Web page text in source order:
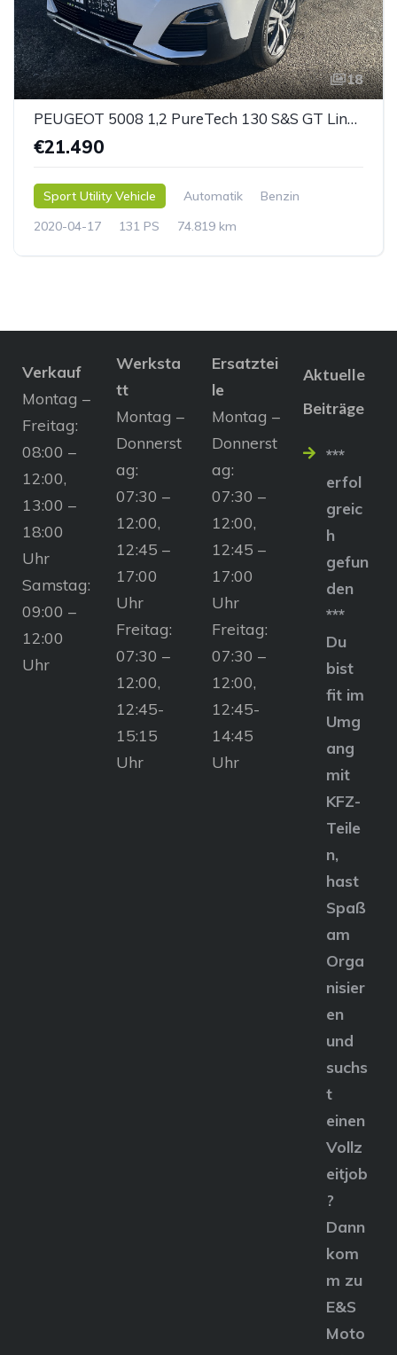
18
PEUGEOT 5008 1,2 PureTech 130 S&S GT Line EAT8 Aut.
€21.490
Sport Utility Vehicle Automatik
Benzin
2020-04-17
131 PS 74.819 km
Verkauf
Montag –
Freitag:
08:00 –
12:00,
13:00 –
18:00
Uhr
Samstag:
09:00 –
12:00
Uhr
Werksta
tt
Montag –
Donnerst
ag:
07:30 –
12:00,
12:45 –
17:00
Uhr
Freitag:
07:30 –
12:00,
12:45-
15:15
Uhr
Ersatztei
le
Montag –
Donnerst
ag:
07:30 –
12:00,
12:45 –
17:00
Uhr
Freitag:
07:30 –
12:00,
12:45-
14:45
Uhr
Aktuelle
Beiträge
***
erfol
greic
h
gefun
den
***
Du
bist
fit im
Umg
ang
mit
KFZ-
Teile
n,
hast
Spaß
am
Orga
nisier
en
und
suchs
t
einen
Vollz
eitjob
?
Dann
kom
m zu
E&S
Moto